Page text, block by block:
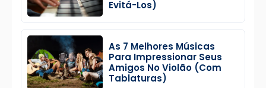
Evitá-Los)
As 7 Melhores Músicas
Para Impressionar Seus
Amigos No Violão (Com
Tablaturas)